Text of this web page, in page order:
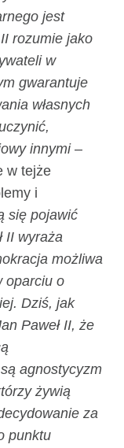
jest
rozumie jako
w
gwarantuje
własnych
innymi –
w tejże
i
się pojawić
II wyraża
możliwa
oparciu o
Dziś, jak
Paweł II, że
agnostycyzm
żywią
za
punktu